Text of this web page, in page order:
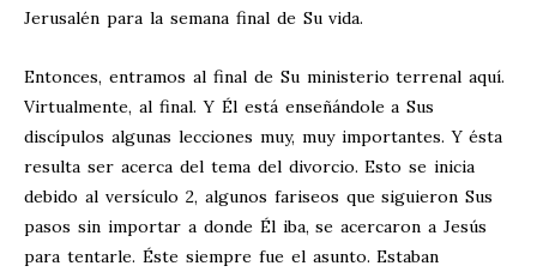
Jerusalén para la semana final de Su vida.
Entonces, entramos al final de Su ministerio terrenal aquí.
Virtualmente, al final. Y Él está enseñándole a Sus
discípulos algunas lecciones muy, muy importantes. Y ésta
resulta ser acerca del tema del divorcio. Esto se inicia
debido al versículo 2, algunos fariseos que siguieron Sus
pasos sin importar a donde Él iba, se acercaron a Jesús
para tentarle. Éste siempre fue el asunto. Estaban